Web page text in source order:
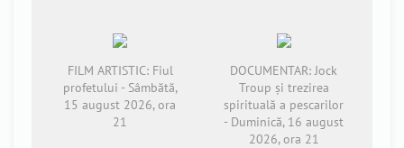
FILM ARTISTIC: Fiul
profetului - Sâmbătă,
15 august 2026, ora
21
DOCUMENTAR: Jock
Troup și trezirea
spirituală a pescarilor
- Duminică, 16 august
2026, ora 21